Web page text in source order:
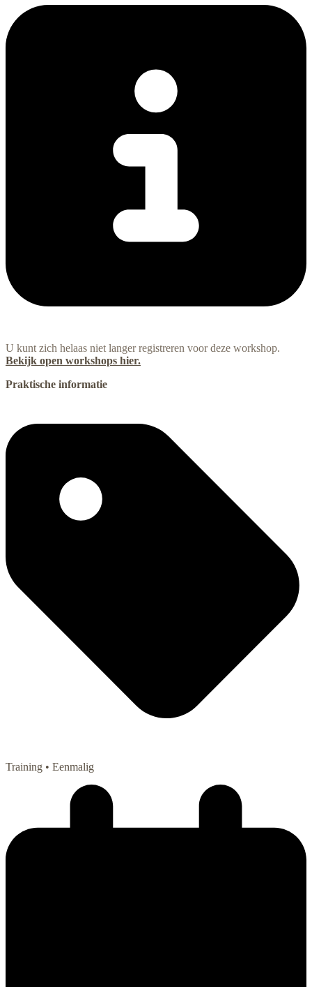
U kunt zich helaas niet langer registreren voor deze workshop.
Bekijk open workshops hier.
Praktische informatie
Training • Eenmalig